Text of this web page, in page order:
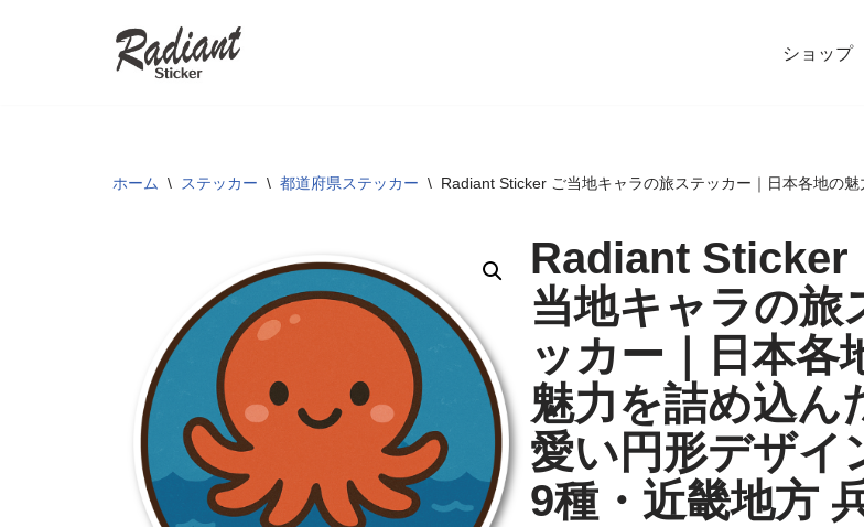
ショップ
ホーム \ ステッカー \ 都道府県ステッカー \ Radiant Sticker ご当地キャラの旅ステッカー｜日本各地の
Radiant Sticker
当地キャラの旅
ッカー｜日本各
魅力を詰め込ん
愛い円形デザイ
9種・近畿地方